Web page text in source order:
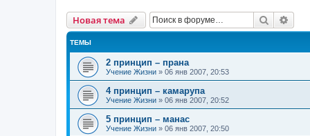
Новая тема Поиск
ТЕМЫ
2 принцип – прана
Учение Жизни » 06 янв 2007, 20:53
4 принцип – камарупа
Учение Жизни » 06 янв 2007, 20:52
5 принцип – манас
Учение Жизни » 06 янв 2007, 20:50